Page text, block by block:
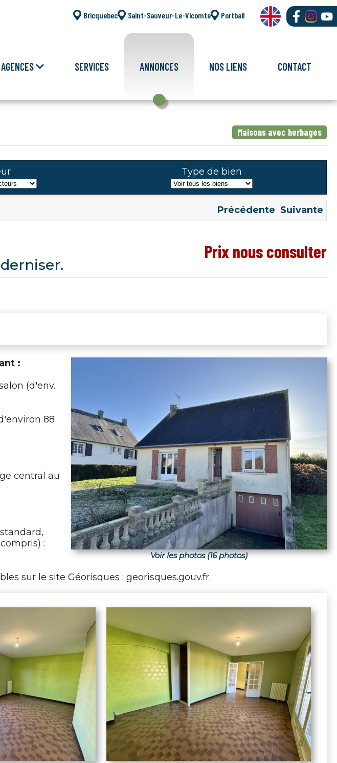
Bricquebec Saint-Sauveur-Le-Vicomte Portbail
SERVICES ANNONCES NOS LIENS CONTACT
Maisons avec herbages
Type de bien
Précédente Suivante
Prix nous consulter
Voir les photos (16 photos)
:
(d'env.
88
central au
:
sur le site Géorisques : georisques.gouv.fr.